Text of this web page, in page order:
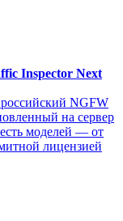
Inspector Next
NGFW
на сервер
моделей — от
лицензией